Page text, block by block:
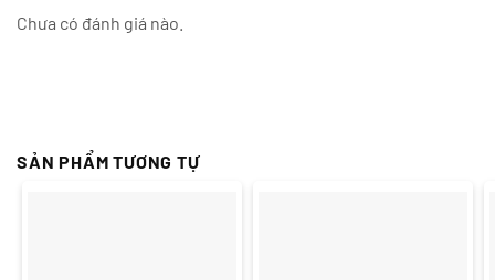
Chưa có đánh giá nào.
SẢN PHẨM TƯƠNG TỰ